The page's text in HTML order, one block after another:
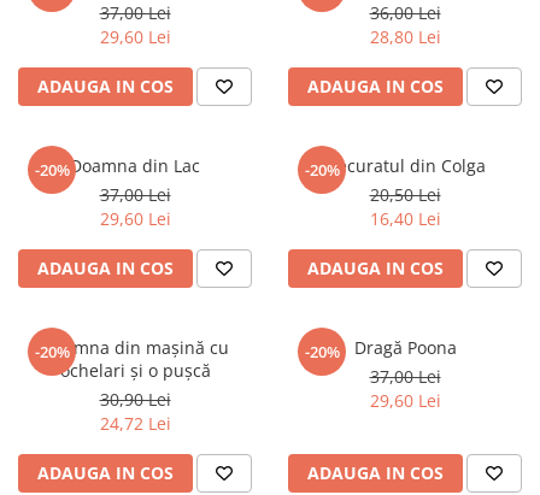
37,00 Lei
29,60 Lei
ADAUGA IN COS
36,00 Lei
28,80 Lei
ADAUGA IN COS
-20%Doamna din Lac
37,00 Lei
29,60 Lei
ADAUGA IN COS
-20%Necuratul din Colga
20,50 Lei
16,40 Lei
ADAUGA IN COS
-20%
Doamna din mașină cu
ochelari și o pușcă
30,90 Lei
24,72 Lei
ADAUGA IN COS
-20%
Dragă Poona
37,00 Lei
29,60 Lei
ADAUGA IN COS